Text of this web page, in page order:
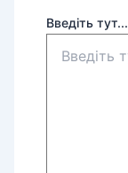
Введіть тут...